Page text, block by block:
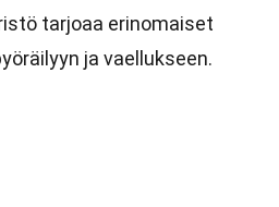
tarjoaa erinomaiset
ja vaellukseen.